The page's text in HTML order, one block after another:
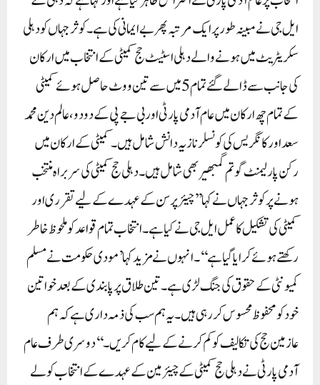
ایل جی نے مبینہ طور پر ایک مرتبہ پھر بے ایمانی کی ہے۔کوثر جہاں کو دہلی
سکریٹریٹ میں ہونے والے دہلی اسٹیٹ حج کمیٹی کے انتخاب میں ارکان
کی جانب سے ڈالے گئے تمام 5 میں سے تین ووٹ حاصل ہوئے کمیٹی
کے تمام چھ ارکان میں عام آدمی پارٹی اور بی جے پی کے دو دو، عالم دین محمد
سعد اور کانگریس کی کونسلر نازیہ دانش شامل ہیں۔ کمیٹی کے ارکان میں
رکن پارلیمنٹ گوتم گمبھیر بھی شامل ہیں۔دہلی حج کمیٹی کی سربراہ منتخب
ہونے پر کوثر جہاں نے کہا ’’چیئرپرسن کے عہدے کے لیے تقرری اور
کمیٹی کی تشکیل کا عمل ایل جی نے کیا ہے۔ انتخاب تمام قواعد کو ملحوظ خاطر
رکھتے ہوئے کرایا گیا ہے‘‘۔ انہوں نے مزید کہا ’مودی حکومت نے مسلم
کمیونٹی کے حقوق کی جنگ لڑی ہے۔ تین طلاق پر پابندی کے بعد خواتین
خود کو محفوظ محسوس کر رہی ہیں۔ یہ ہم سب کی ذمہ داری ہے کہ ہم
عازمین حج کی تکالیف کو کم کرنے کے لیے کام کریں۔‘‘دوسری طرف عام
آدمی پارٹی نے دہلی حج کمیٹی کے چیئرمین کے عہدے کے انتخاب کو لے